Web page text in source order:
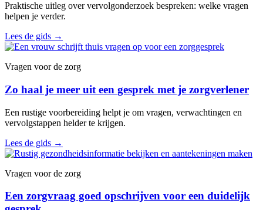
Praktische uitleg over vervolgonderzoek bespreken: welke vragen
helpen je verder.
Lees de gids →
Vragen voor de zorg
Zo haal je meer uit een gesprek met je zorgverlener
Een rustige voorbereiding helpt je om vragen, verwachtingen en
vervolgstappen helder te krijgen.
Lees de gids →
Vragen voor de zorg
Een zorgvraag goed opschrijven voor een duidelijk